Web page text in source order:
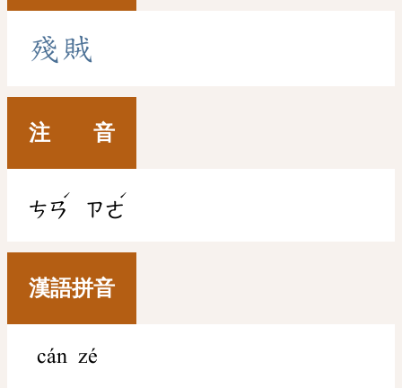
殘 賊
注 音
ㄘㄢ
ˊ
ㄗㄜ
ˊ
漢語拼音
cán zé